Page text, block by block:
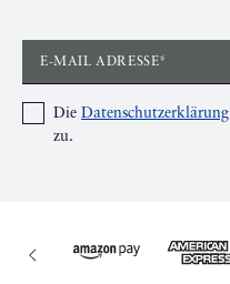
E-MAIL ADRESSE*
Die Datenschutzerklärung
zu.